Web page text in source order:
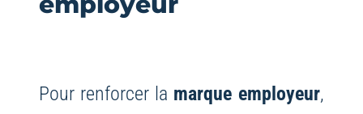
Pour renforcer la marque employeur,